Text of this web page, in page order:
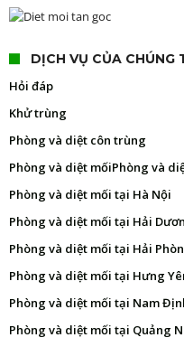
DỊCH VỤ CỦA CHÚNG
Hỏi đáp
Khử trùng
Phòng và diệt côn trùng
Phòng và diệt mốiPhòng và
Phòng và diệt mối tại Hà Nội
Phòng và diệt mối tại Hải
Phòng và diệt mối tại Hải
Phòng và diệt mối tại Hưng
Phòng và diệt mối tại Nam
Phòng và diệt mối tại Quảng